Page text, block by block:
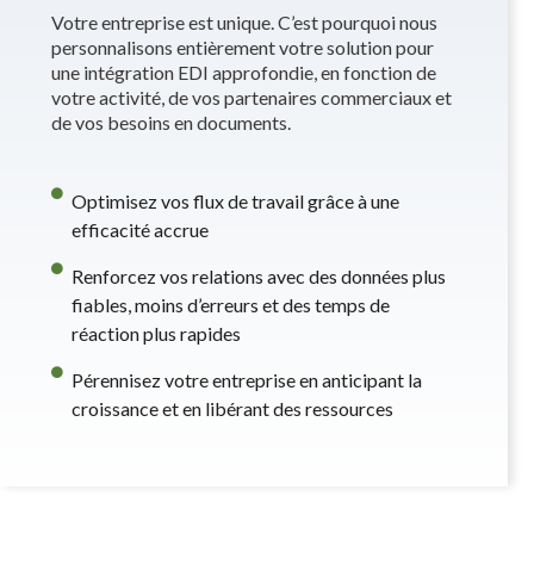
Votre entreprise est unique. C’est pourquoi nous
personnalisons entièrement votre solution pour
une intégration EDI approfondie, en fonction de
votre activité, de vos partenaires commerciaux et
de vos besoins en documents.
Optimisez vos flux de travail grâce à une
efficacité accrue
Renforcez vos relations avec des données plus
fiables, moins d’erreurs et des temps de
réaction plus rapides
Pérennisez votre entreprise en anticipant la
croissance et en libérant des ressources